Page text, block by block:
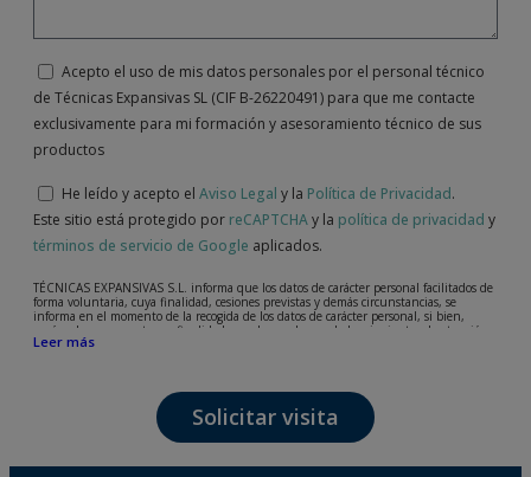
Acepto el uso de mis datos personales por el personal técnico
de Técnicas Expansivas SL (CIF B-26220491) para que me contacte
exclusivamente para mi formación y asesoramiento técnico de sus
productos
He leído y acepto el Aviso Legal y la Política de Privacidad.
Este sitio está protegido por reCAPTCHAy la política de privacidad y
términos de servicio de Google aplicados.
TÉCNICAS EXPANSIVAS S.L. informa que los datos de carácter personal facilitados de
forma voluntaria, cuya finalidad, cesiones previstas y demás circunstancias, se
informa en el momento de la recogida de los datos de carácter personal, si bien,
según el caso concreto, su finalidad, puede ser alguna de las siguientes, la atención a
su solicitud, queja o duda planteada, mantenimiento de la relación establecida, la
Los datos incorporados a nuestros ficheros son absolutamente confidenciales y serán
tratados con la máxima confidencialidad y cumpliendo todos los requisitos que obliga
el Reglamento General de Protección de Datos (RGPD) de 27 de abril de 2016. Los
Leer más
Solicitar visita